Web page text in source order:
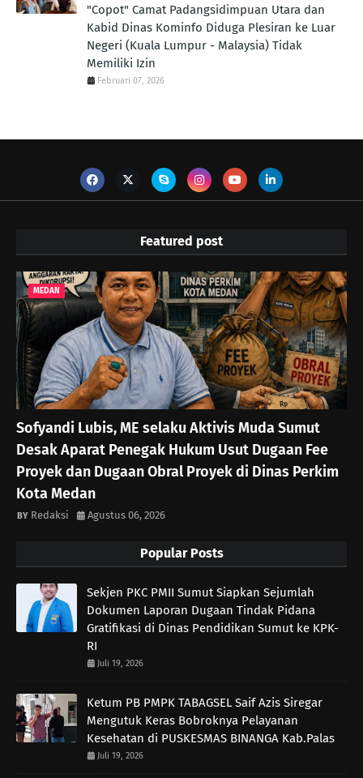
"Copot" Camat Padangsidimpuan Utara dan
Kabid Dinas Kominfo Diduga Plesiran ke Luar
Negeri (Kuala Lumpur - Malaysia) Tidak
Memiliki Izin
Februari 07, 2026
Featured post
MEDAN
Sofyandi Lubis, ME selaku Aktivis Muda Sumut
Desak Aparat Penegak Hukum Usut Dugaan Fee
Proyek dan Dugaan Obral Proyek di Dinas Perkim
Kota Medan
Redaksi Agustus 06, 2026
Popular Posts
Sekjen PKC PMII Sumut Siapkan Sejumlah
Dokumen Laporan Dugaan Tindak Pidana
Gratifikasi di Dinas Pendidikan Sumut ke KPK-
RI
Juli 19, 2026
Ketum PB PMPK TABAGSEL Saif Azis Siregar
Mengutuk Keras Bobroknya Pelayanan
Kesehatan di PUSKESMAS BINANGA Kab.Palas
Juli 19, 2026